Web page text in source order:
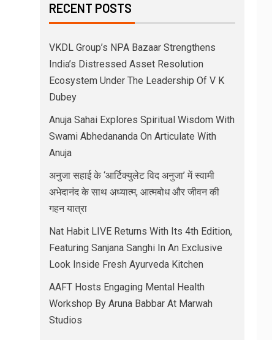
RECENT POSTS
VKDL Group’s NPA Bazaar Strengthens
India’s Distressed Asset Resolution
Ecosystem Under The Leadership Of V K
Dubey
Anuja Sahai Explores Spiritual Wisdom With
Swami Abhedananda On Articulate With
Anuja
अनुजा सहाई के ‘आर्टिक्युलेट विद अनुजा’ में स्वामी
अभेदानंद के साथ अध्यात्म, आत्मबोध और जीवन की
गहन यात्रा
Nat Habit LIVE Returns With Its 4th Edition,
Featuring Sanjana Sanghi In An Exclusive
Look Inside Fresh Ayurveda Kitchen
AAFT Hosts Engaging Mental Health
Workshop By Aruna Babbar At Marwah
Studios